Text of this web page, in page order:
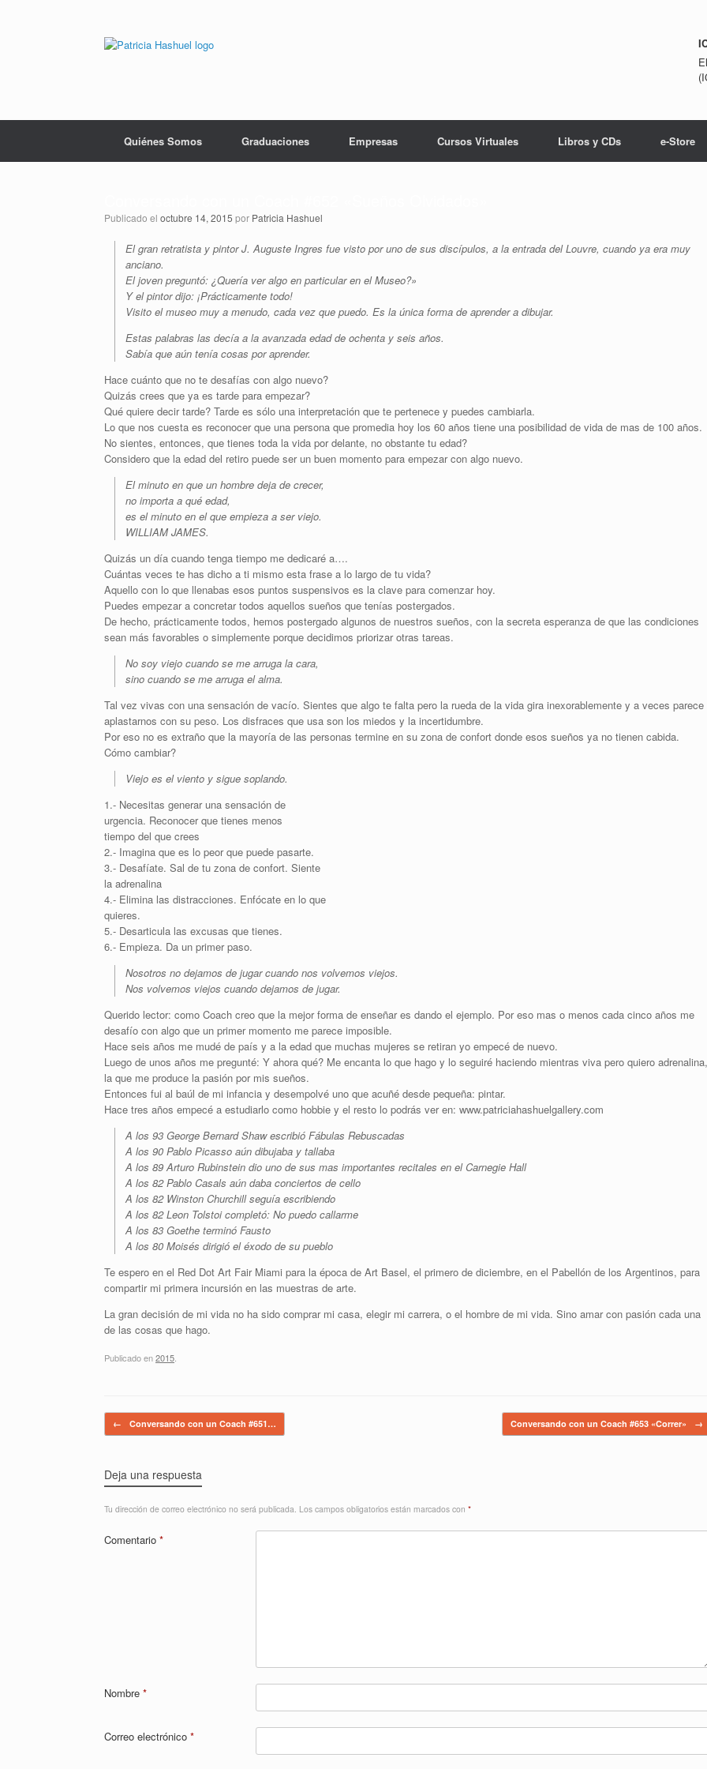
Quiénes Somos Graduaciones Empresas Cursos Virtuales Libros y CDs e-Store
Publicado el octubre 14, 2015 por Patricia Hashuel
El gran retratista y pintor J. Auguste Ingres fue visto por uno de sus discípulos, a la entrada del Louvre, cuando ya era muy
anciano.
El joven preguntó: ¿Quería ver algo en particular en el Museo?»
Y el pintor dijo: ¡Prácticamente todo!
Visito el museo muy a menudo, cada vez que puedo. Es la única forma de aprender a dibujar.
Estas palabras las decía a la avanzada edad de ochenta y seis años.
Sabía que aún tenía cosas por aprender.
Hace cuánto que no te desafías con algo nuevo?
Quizás crees que ya es tarde para empezar?
Qué quiere decir tarde? Tarde es sólo una interpretación que te pertenece y puedes cambiarla.
Lo que nos cuesta es reconocer que una persona que promedia hoy los 60 años tiene una posibilidad de vida de mas de 100 años.
No sientes, entonces, que tienes toda la vida por delante, no obstante tu edad?
Considero que la edad del retiro puede ser un buen momento para empezar con algo nuevo.
El minuto en que un hombre deja de crecer,
no importa a qué edad,
es el minuto en el que empieza a ser viejo.
WILLIAM JAMES.
Quizás un día cuando tenga tiempo me dedicaré a….
Cuántas veces te has dicho a ti mismo esta frase a lo largo de tu vida?
Aquello con lo que llenabas esos puntos suspensivos es la clave para comenzar hoy.
Puedes empezar a concretar todos aquellos sueños que tenías postergados.
De hecho, prácticamente todos, hemos postergado algunos de nuestros sueños, con la secreta esperanza de que las condiciones
sean más favorables o simplemente porque decidimos priorizar otras tareas.
No soy viejo cuando se me arruga la cara,
sino cuando se me arruga el alma.
Tal vez vivas con una sensación de vacío. Sientes que algo te falta pero la rueda de la vida gira inexorablemente y a veces parece
aplastarnos con su peso. Los disfraces que usa son los miedos y la incertidumbre.
Por eso no es extraño que la mayoría de las personas termine en su zona de confort donde esos sueños ya no tienen cabida.
Cómo cambiar?
Viejo es el viento y sigue soplando.
1.- Necesitas generar una sensación de
urgencia. Reconocer que tienes menos
tiempo del que crees
2.- Imagina que es lo peor que puede pasarte.
3.- Desafíate. Sal de tu zona de confort. Siente
la adrenalina
4.- Elimina las distracciones. Enfócate en lo que
quieres.
5.- Desarticula las excusas que tienes.
6.- Empieza. Da un primer paso.
Nosotros no dejamos de jugar cuando nos volvemos viejos.
Nos volvemos viejos cuando dejamos de jugar.
Querido lector: como Coach creo que la mejor forma de enseñar es dando el ejemplo. Por eso mas o menos cada cinco años me
desafío con algo que un primer momento me parece imposible.
Hace seis años me mudé de país y a la edad que muchas mujeres se retiran yo empecé de nuevo.
Luego de unos años me pregunté: Y ahora qué? Me encanta lo que hago y lo seguiré haciendo mientras viva pero quiero adrenalina,
la que me produce la pasión por mis sueños.
Entonces fui al baúl de mi infancia y desempolvé uno que acuñé desde pequeña: pintar.
Hace tres años empecé a estudiarlo como hobbie y el resto lo podrás ver en: www.patriciahashuelgallery.com
A los 93 George Bernard Shaw escribió Fábulas Rebuscadas
A los 90 Pablo Picasso aún dibujaba y tallaba
A los 89 Arturo Rubinstein dio uno de sus mas importantes recitales en el Carnegie Hall
A los 82 Pablo Casals aún daba conciertos de cello
A los 82 Winston Churchill seguía escribiendo
A los 82 Leon Tolstoi completó: No puedo callarme
A los 83 Goethe terminó Fausto
A los 80 Moisés dirigió el éxodo de su pueblo
Te espero en el Red Dot Art Fair Miami para la época de Art Basel, el primero de diciembre, en el Pabellón de los Argentinos, para
compartir mi primera incursión en las muestras de arte.
La gran decisión de mi vida no ha sido comprar mi casa, elegir mi carrera, o el hombre de mi vida. Sino amar con pasión cada una
de las cosas que hago.
Publicado en2015
Navegador de artículos
← Conversando con un Coach #651… Conversando con un Coach #653 «Correr» →
Deja una respuesta
Tu dirección de correo electrónico no será publicada. Los campos obligatorios están marcados con *
Comentario *
Nombre *
Correo electrónico *